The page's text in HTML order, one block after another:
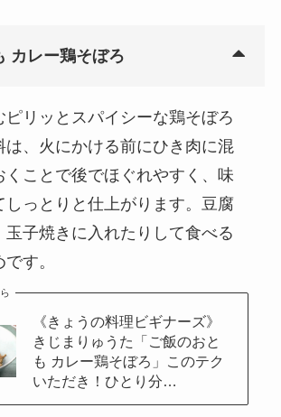
カレー鶏そぼろ
ピリッとスパイシーな鶏そぼろ
は、火にかける前にひき肉に混
くことで後でほぐれやすく、味
しっとりと仕上がります。豆腐
玉子焼きに入れたりして食べる
す。
《きょうの料理ビギナーズ》
きじまりゅうた「ご飯のおと
も カレー鶏そぼろ」このテク
いただき！ひとり分…